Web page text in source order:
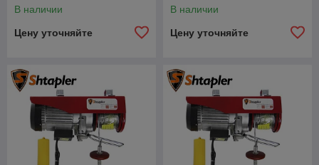
В наличии
Цену уточняйте
В наличии
Цену уточняйте